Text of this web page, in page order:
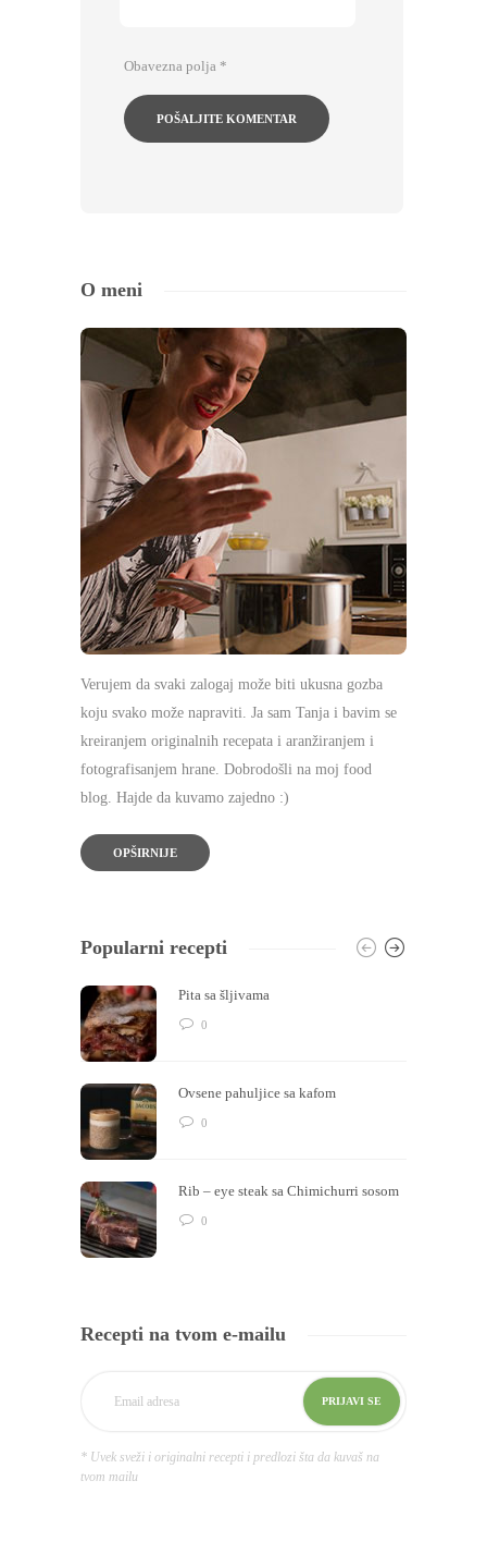
Obavezna polja *
O meni
Verujem da svaki zalogaj može biti ukusna gozba
koju svako može napraviti. Ja sam Tanja i bavim se
kreiranjem originalnih recepata i aranžiranjem i
fotografisanjem hrane. Dobrodošli na moj food
blog. Hajde da kuvamo zajedno :)
OPŠIRNIJE
Popularni recepti
Pita sa šljivama
0
Ovsene pahuljice sa kafom
0
Rib – eye steak sa Chimichurri sosom
0
Recepti na tvom e-mailu
* Uvek sveži i originalni recepti i predlozi šta da kuvaš na
tvom mailu